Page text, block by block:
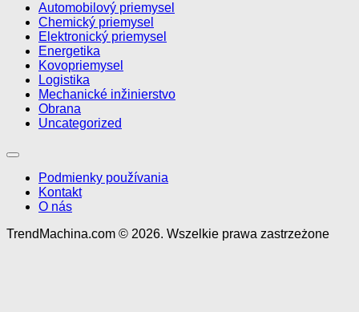
Automobilový priemysel
Chemický priemysel
Elektronický priemysel
Energetika
Kovopriemysel
Logistika
Mechanické inžinierstvo
Obrana
Uncategorized
Podmienky používania
Kontakt
O nás
TrendMachina.com © 2026. Wszelkie prawa zastrzeżone